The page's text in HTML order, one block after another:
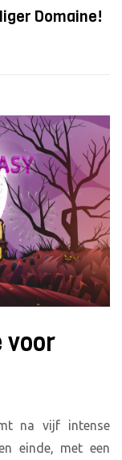
Domaine!
voor
na vijf intense
einde, met een